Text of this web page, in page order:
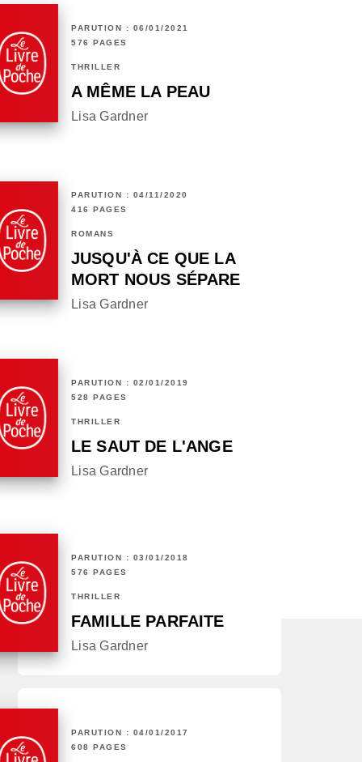
PARUTION : 06/01/2021
576 PAGES
THRILLER
A MÊME LA PEAU
Lisa Gardner
PARUTION : 04/11/2020
416 PAGES
ROMANS
JUSQU'À CE QUE LA
MORT NOUS SÉPARE
Lisa Gardner
PARUTION : 02/01/2019
528 PAGES
THRILLER
LE SAUT DE L'ANGE
Lisa Gardner
PARUTION : 03/01/2018
576 PAGES
THRILLER
FAMILLE PARFAITE
Lisa Gardner
PARUTION : 04/01/2017
608 PAGES